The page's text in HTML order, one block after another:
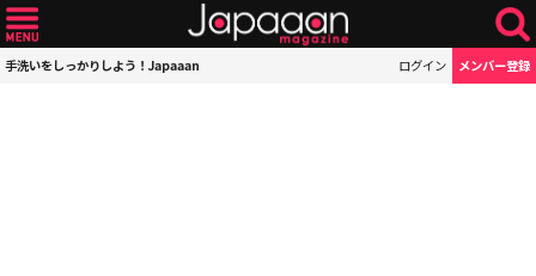
手洗いをしっかりしよう！Japaaan ログイン メンバー登録